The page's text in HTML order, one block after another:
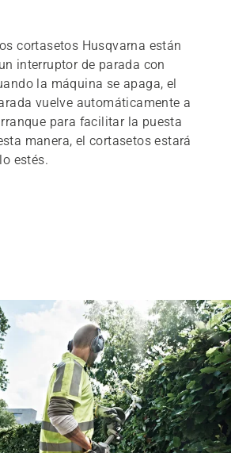
cortasetos Husqvarna están
interruptor de parada con
la máquina se apaga, el
vuelve automáticamente a
para facilitar la puesta
manera, el cortasetos estará
estés.